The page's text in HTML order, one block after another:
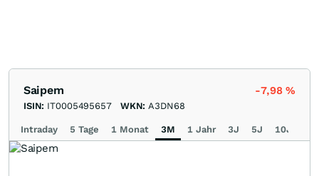
Saipem -7,98%
ISIN: IT0005495657 WKN: A3DN68
Intraday 5 Tage 1 Monat 3M 1 Jahr 3J 5J 10J